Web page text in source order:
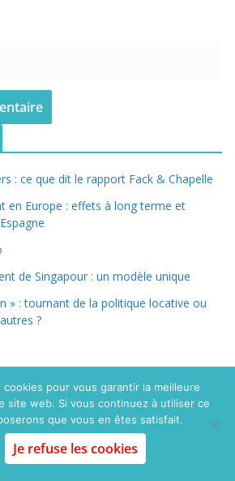
: ce que dit le rapport Fack & Chapelle
en Europe : effets à long terme et
de Singapour : un modèle unique
» : tournant de la politique locative ou
?
pour vous garantir la meilleure
site web. Si vous continuez à utiliser ce
que vous en êtes satisfait.
Je refuse les cookies